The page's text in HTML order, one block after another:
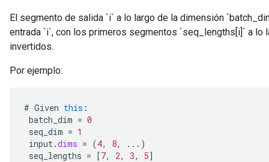
El segmento de salida `i` a lo largo de la dimensión
entrada `i`, con los primeros segmentos `seq_lengths[i]` a lo
invertidos.
Por ejemplo:
# Given this :
batch_dim = 0
seq_dim = 1
input.dims = (4, 8,
...)
seq_lengths = [7, 2, 3, 5]